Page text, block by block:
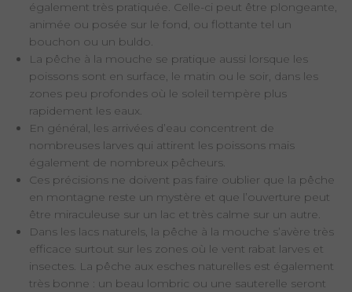
également très pratiquée. Celle-ci peut être plongeante,
animée ou posée sur le fond, ou flottante tel un
bouchon ou un buldo.
La pêche à la mouche se pratique aussi lorsque les
poissons sont en surface, le matin ou le soir, dans les
zones peu profondes où le soleil tempère plus
rapidement les eaux.
En général, les arrivées d’eau concentrent de
nombreuses larves qui attirent les poissons mais
également de nombreux pêcheurs.
Ces précisions ne doivent pas faire oublier que la pêche
en montagne reste un mystère et que l’ouverture peut
être miraculeuse sur un lac et très calme sur un autre.
Dans les lacs naturels, la pêche à la mouche s’avère très
efficace surtout sur les zones où le vent rabat larves et
insectes. La pêche aux esches naturelles est également
très bonne : un beau lombric ou une sauterelle seront